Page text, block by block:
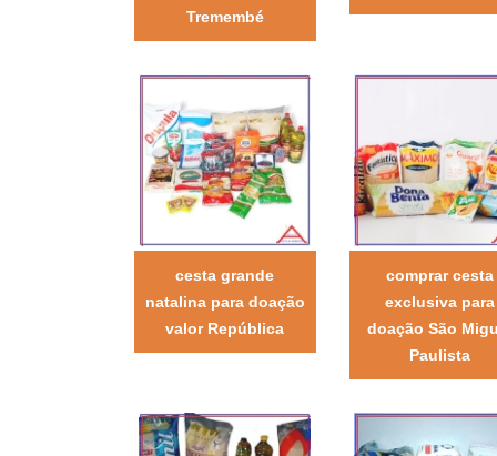
Tremembé
cesta grande
natalina para doação
valor República
comprar cesta
exclusiva para
doação São
Paulista